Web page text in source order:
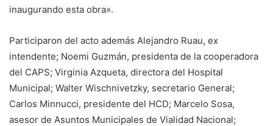
inaugurando esta obra».
Participaron del acto además Alejandro Ruau, ex
intendente; Noemi Guzmán, presidenta de la cooperadora
del CAPS; Virginia Azqueta, directora del Hospital
Municipal; Walter Wischnivetzky, secretario General;
Carlos Minnucci, presidente del HCD; Marcelo Sosa,
asesor de Asuntos Municipales de Vialidad Nacional;